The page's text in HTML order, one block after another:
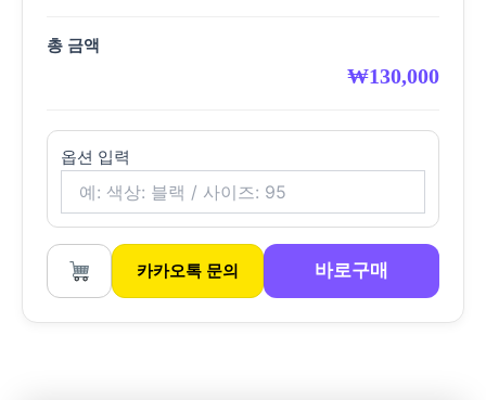
총 금액
₩130,000
옵션 입력
카카오톡 문의 바로구매